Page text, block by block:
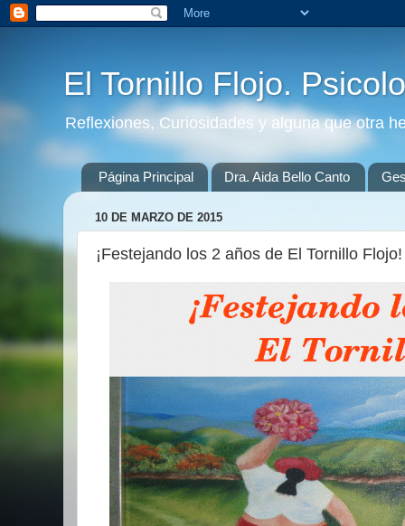
El Tornillo Flojo.
Reflexiones, Curiosidades y alguna que otra
Página Principal Dra. Aida Bello Canto
10 DE MARZO DE 2015
¡Festejando los 2 años de El Tornillo Flojo!